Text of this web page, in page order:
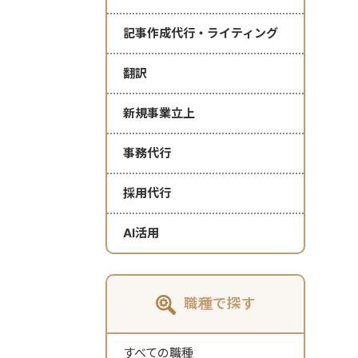
記事作成代行・ライティング
翻訳
新規事業立上
事務代行
採用代行
AI活用
職種で探す
すべての職種